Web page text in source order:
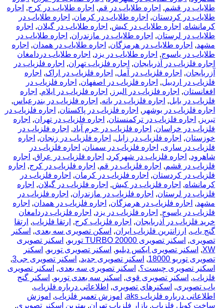
طلایاب در قشم, اجاره طلایاب در قم, اجاره طلایاب در کرج, اجاره
طلایاب در کردستان, اجاره طلایاب در کرمان, اجاره طلایاب در
کرمانشاه, اجاره طلایاب در کیش, اجاره طلایاب در گیلان, اجاره
طلایاب در لرستان, اجاره طلایاب در مازندران, اجاره طلایاب در
مشهد, اجاره طلایاب در هرمزگان, اجاره طلایاب در همدان, اجاره
طلایاب در یاسوج, اجاره طلایاب در یزد, اجاره طلایاب دردامغان
اجاره فلزیاب در آذربایجان, اجاره فلزیاب تهران, اجاره فلزیاب در
آزربایجان, اجاره فلزیاب در آمل, اجاره فلزیاب در اراک, اجاره
فلزیاب در اردبیل, اجاره فلزیاب در اصفهان, اجاره فلزیاب در
افغانستان, اجاره فلزیاب در البرز , اجاره فلزیاب در ایلام, اجاره
فلزیاب در بابل, اجاره فلزیاب در بانه, اجاره فلزیاب در بندرعباس,
اجاره فلزیاب در بوشهر , اجاره فلزیاب در پاکستان, اجاره فلزیاب در
تبریز , اجاره فلزیاب در ترکمنستان, اجاره فلزیاب در تهران, اجاره
فلزیاب در خراسان, اجاره فلزیاب در خرم آباد, اجاره فلزیاب در
خوزستان, اجاره فلزیاب در زابل, اجاره فلزیاب در زنجان, اجاره
فلزیاب در ساری, اجاره فلزیاب در سمنان, اجاره فلزیاب در
شاهرود, اجاره فلزیاب در شهرکرد, اجاره فلزیاب در عراق, اجاره
فلزیاب در قشم, اجاره فلزیاب در قم, اجاره فلزیاب در کرج, اجاره
فلزیاب در کردستان, اجاره فلزیاب در کرمان, اجاره فلزیاب در
کرمانشاه, اجاره فلزیاب در کیش, اجاره فلزیاب در گیلان, اجاره
فلزیاب در لرستان, اجاره فلزیاب در مازندران, اجاره فلزیاب در
مشهد, اجاره فلزیاب در هرمزگان, اجاره فلزیاب در همدان, اجاره
فلزیاب در یاسوج, اجاره فلزیاب در یزد, اجاره فلزیاب دردامغان
خرید فلزیاب در آذربایجان, اجاره فلزیاب کرج, ارتقا فلزیاب, ارتقا
گنج یاب, ارزانترین فلزیاب ایران, اسکن تصویری سه بعدی, اسکنر
تصویری, اسکنر تصویری TURBO 20000 توربو , اسکنر تصویری
XW
, اسکنر تصویری ایکس دبلیو, اسکنر تصویری توربو, اسکنر
تصویری توربو 18000
, اسکنر تصویری جدید, اسکنر تصویری جی3
,
اسکنر تصویری چیست؟, اسکنر تصویری سه بعدی, اسکنر تصویری
فلزیاب, اسکنر تصویری قوی, اسکنر سه بعدی توربو, اسکنر گنج
یاب تصویری, اسکنرهای تصویری, اطلاعاتی درباره فلزیاب,
اطلاعاتی درباره فلزیاب aks
, اموزش تعمیر فلزیاب, اموزش
ساخت کویل فلزیاب, بازار فلزیاب تهران, بهترین اسکنر تصویری,